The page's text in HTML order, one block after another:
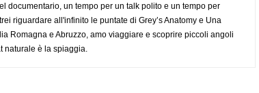
documentario, un tempo per un talk polito e un tempo per
riguardare all'infinito le puntate di Grey’s Anatomy e Una
Romagna e Abruzzo, amo viaggiare e scoprire piccoli angoli
naturale è la spiaggia.